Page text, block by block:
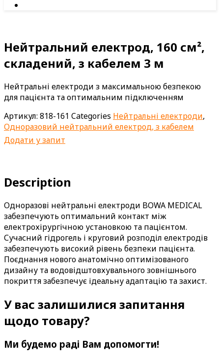
Нейтральний електрод, 160 см²,
складений, з кабелем 3 м
Нейтральні електроди з максимальною безпекою
для пацієнта та оптимальним підключенням
Артикул: 818-161 Categories Нейтральні електроди,
Одноразовий нейтральний електрод, з кабелем
Додати у запит
Description
Одноразові нейтральні електроди BOWA MEDICAL
забезпечують оптимальний контакт між
електрохірургічною установкою та пацієнтом.
Сучасний гідрогель і круговий розподіл електродів
забезпечують високий рівень безпеки пацієнта.
Поєднання нового анатомічно оптимізованого
дизайну та водовідштовхувального зовнішнього
покриття забезпечує ідеальну адаптацію та захист.
У вас залишилися запитання
щодо товару?
Ми будемо раді Вам допомогти!